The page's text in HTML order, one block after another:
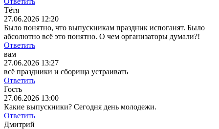
Тётя
27.06.2026 12:20
Было понятно, что выпускникам праздник испоганят. Было
абсолютно всё это понятно. О чем организаторы думали?!
Ответить
вам
27.06.2026 13:27
всё праздники и сборища устраивать
Ответить
Гость
27.06.2026 13:00
Какие выпускники? Сегодня день молодежи.
Ответить
Дмитрий